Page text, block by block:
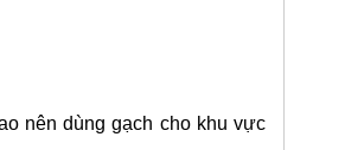
nên dùng gạch cho khu vực